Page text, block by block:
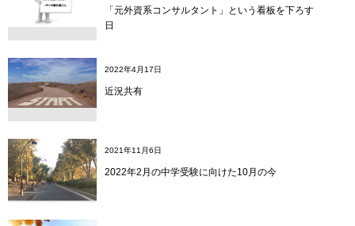
「元外資系コンサルタント」という看板を下ろす
日
2022年4月17日
近況共有
2021年11月6日
2022年2月の中学受験に向けた10月の今